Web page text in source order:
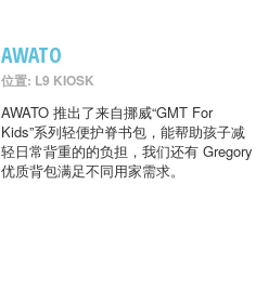
AWATO
位置: L9 KIOSK
AWATO 推出了来自挪威“GMT For
Kids”系列轻便护脊书包，能帮助孩子减
轻日常背重的的负担，我们还有 Gregory
优质背包满足不同用家需求。